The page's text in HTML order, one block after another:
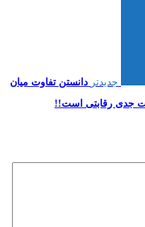
جدیدتر دانستن تفاوت ميان
جدی رقابتی است!!